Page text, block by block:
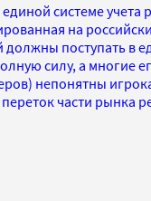
системе
на
поступать в
силу, а многие
непонятны
части рынка